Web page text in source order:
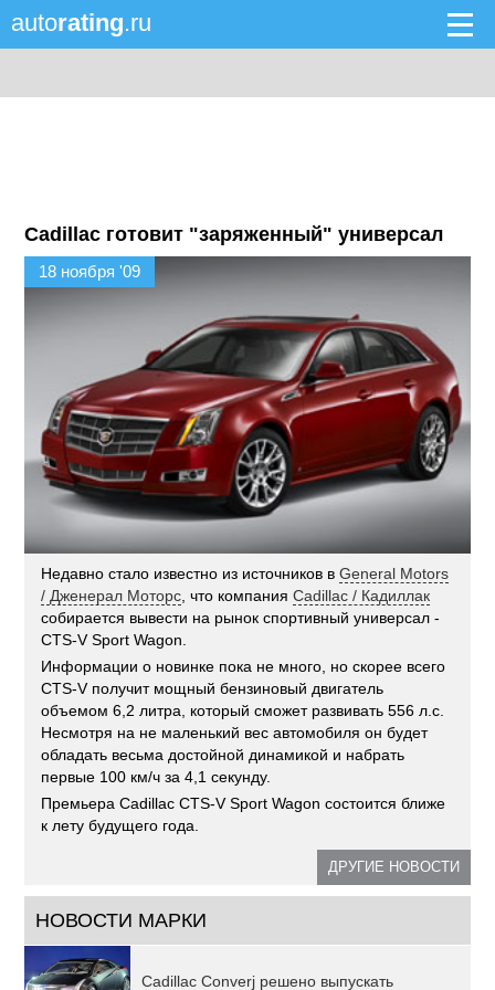
autorating.ru
Cadillac готовит "заряженный" универсал
18 ноября '09
Недавно стало известно из источников вGeneral Motors
/ Дженерал Моторс , что компанияCadillac / Кадиллак
собирается вывести на рынок спортивный универсал -
CTS-V Sport Wagon.
Информации о новинке пока не много, но скорее всего
CTS-V получит мощный бензиновый двигатель
объемом 6,2 литра, который сможет развивать 556 л.с.
Несмотря на не маленький вес автомобиля он будет
обладать весьма достойной динамикой и набрать
первые 100 км/ч за 4,1 секунду.
Премьера Cadillac CTS-V Sport Wagon состоится ближе
к лету будущего года.
ДРУГИЕ НОВОСТИ
НОВОСТИ МАРКИ
Cadillac Converj решено выпускать